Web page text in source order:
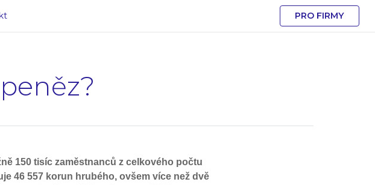
PRO FIRMY
150 tisíc zaměstnanců z celkového počtu
46 557 korun hrubého, ovšem více než dvě